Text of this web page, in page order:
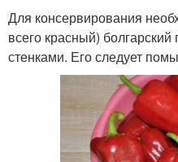
Для консервирования
всего красный)
стенками. Его следует